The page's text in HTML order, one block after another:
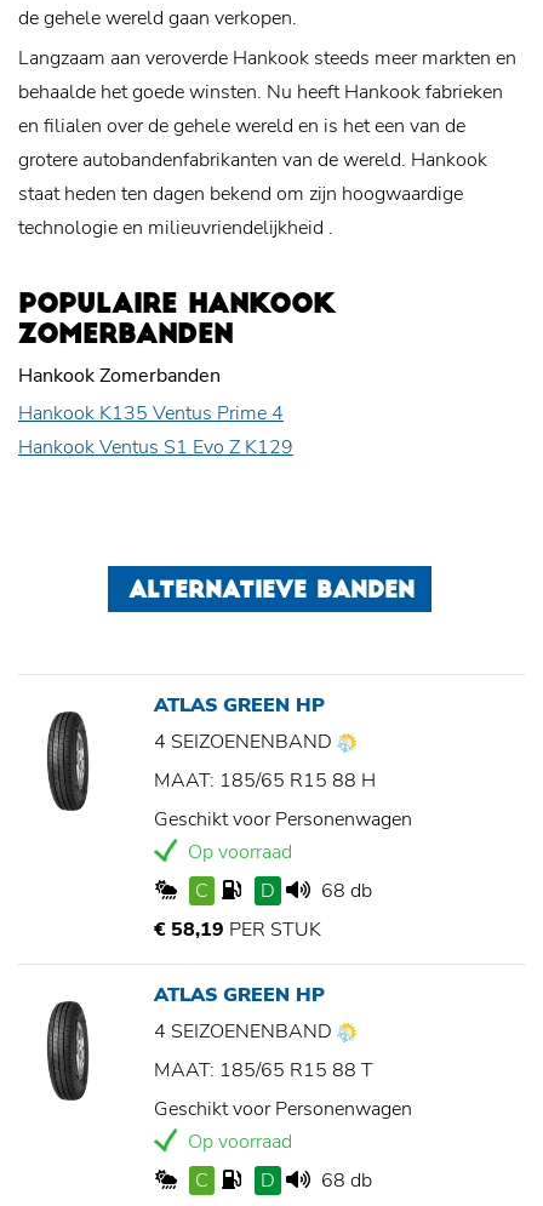
de gehele wereld gaan verkopen.
Langzaam aan veroverde Hankook steeds meer markten en
behaalde het goede winsten. Nu heeft Hankook fabrieken
en filialen over de gehele wereld en is het een van de
grotere autobandenfabrikanten van de wereld. Hankook
staat heden ten dagen bekend om zijn hoogwaardige
technologie en milieuvriendelijkheid .
POPULAIRE HANKOOK
ZOMERBANDEN
Hankook Zomerbanden
Hankook K135 Ventus Prime 4
Hankook Ventus S1 Evo Z K129
ALTERNATIEVE BANDEN
ATLAS GREEN HP
4 SEIZOENENBAND
MAAT: 185/65 R15 88 H
Geschikt voor Personenwagen
Op voorraad
C
D
68 db
€ 58,19 PER STUK
ATLAS GREEN HP
4 SEIZOENENBAND
MAAT: 185/65 R15 88 T
Geschikt voor Personenwagen
Op voorraad
C
D 68 db